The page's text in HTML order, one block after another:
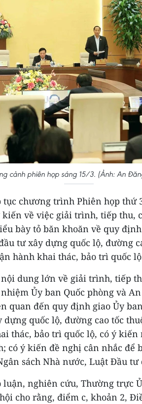
cảnh phiên họp sáng 15/3. (Ảnh: An
tục chương trình Phiên họp thứ
kiến về việc giải trình, tiếp
bày tỏ băn khoăn về quy
tư xây dựng quốc lộ, đường
hành khai thác, bảo trì quốc
nội dung lớn về giải trình, tiếp
Ủy ban Quốc phòng và
quan đến quy định giao Ủy
quốc lộ, đường cao tốc
thác, bảo trì quốc lộ, có ý
có ý kiến đề nghị cân nhắc để
sách Nhà nước, Luật Đầu tư
luận, nghiên cứu, Thường trực
cho rằng, điểm c, khoản 2,